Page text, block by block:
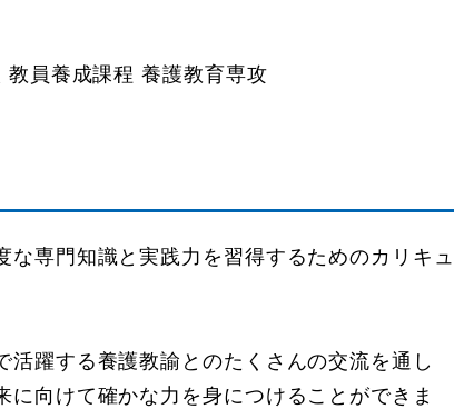
教員養成課程 養護教育専攻
な専門知識と実践力を習得するためのカリキュ
活躍する養護教諭とのたくさんの交流を通し
に向けて確かな力を身につけることができま